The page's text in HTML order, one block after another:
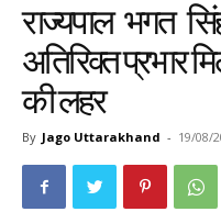
राज्यपाल भगत
अतिरिक्त प्रभार
की लहर
By Jago Uttarakhand - 19/08/